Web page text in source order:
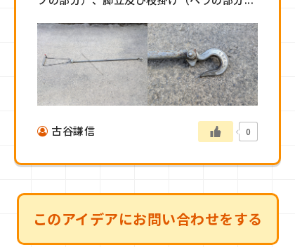
古谷謙信 0
このアイデアにお問い合わせをする